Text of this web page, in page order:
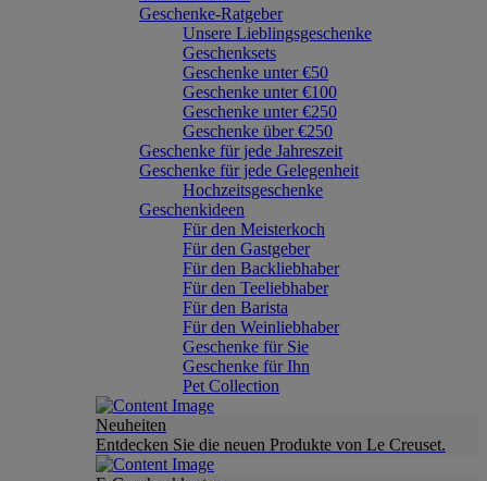
Geschenke-Ratgeber
Unsere Lieblingsgeschenke
Geschenksets
Geschenke unter €50
Geschenke unter €100
Geschenke unter €250
Geschenke über €250
Geschenke für jede Jahreszeit
Geschenke für jede Gelegenheit
Hochzeitsgeschenke
Geschenkideen
Für den Meisterkoch
Für den Gastgeber
Für den Backliebhaber
Für den Teeliebhaber
Für den Barista
Für den Weinliebhaber
Geschenke für Sie
Geschenke für Ihn
Pet Collection
Neuheiten
Entdecken Sie die neuen Produkte von Le Creuset.